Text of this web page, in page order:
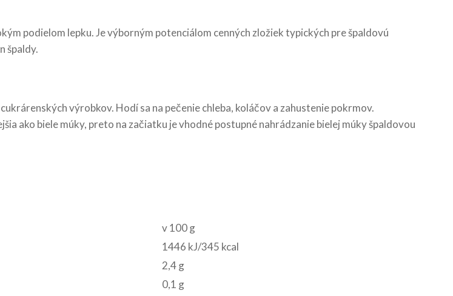
podielom lepku. Je výborným potenciálom cenných zložiek typických pre špaldovú
špaldy.
výrobkov. Hodí sa na pečenie chleba, koláčov a zahustenie pokrmov.
ako biele múky, preto na začiatku je vhodné postupné nahrádzanie bielej múky špaldovou
v 100 g
1446 kJ/345 kcal
2,4 g
0,1 g